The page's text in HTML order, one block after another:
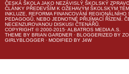
ČESKÁ ŠKOLA JAKO NEZÁVISLÝ ŠKOLSKÝ
ČLÁNKY PŘEDEVŠÍM K OŽEHAVÝM ŠKOLSKÝM
INKLUZE, REFORMA FINANCOVÁNÍ
PEDAGOGŮ, NEBO JEDNOTNÉ PŘIJÍMACÍ ŘÍZENÍ.
NECENZUROVANOU DISKUSI ČTENÁŘŮ.
COPYRIGHT © 2000-2015· ALBATROS MEDIA A.S.
THEME BY BRIAN GARDNER · BLOGGERIZED BY
GIRLYBLOGGER · MODIFIED BY J4W